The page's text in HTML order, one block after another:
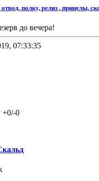
полку, релиз , прицелы,
до вечера!
07:33:35
+0/-0